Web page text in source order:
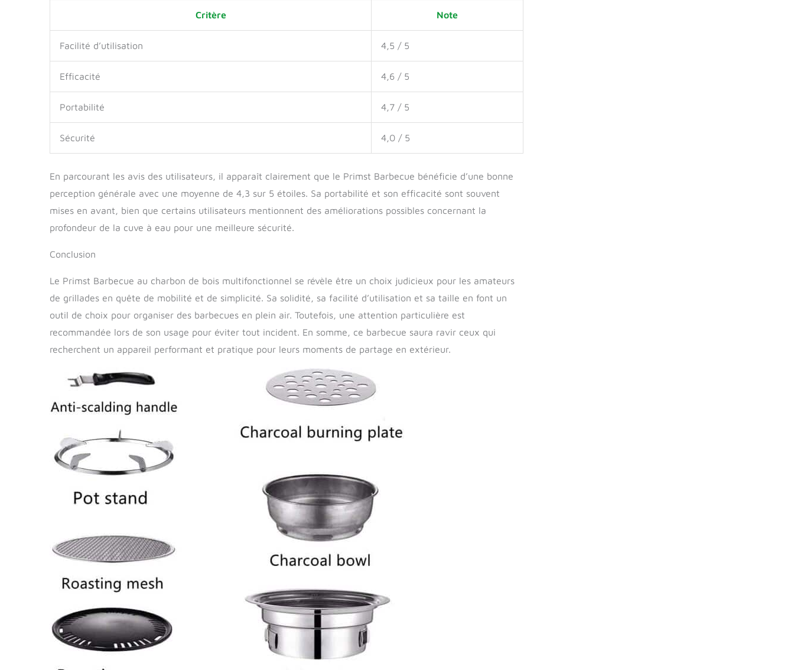
Critère Note
Facilité d’utilisation 4,5 / 5
Efficacité 4,6 / 5
Portabilité 4,7 / 5
Sécurité 4,0 / 5
En parcourant les avis des utilisateurs, il apparaît clairement que le Primst Barbecue bénéficie d’une bonne
perception générale avec une moyenne de 4,3 sur 5 étoiles. Sa portabilité et son efficacité sont souvent
mises en avant, bien que certains utilisateurs mentionnent des améliorations possibles concernant la
profondeur de la cuve à eau pour une meilleure sécurité.
Conclusion
Le Primst Barbecue au charbon de bois multifonctionnel se révèle être un choix judicieux pour les amateurs
de grillades en quête de mobilité et de simplicité. Sa solidité, sa facilité d’utilisation et sa taille en font un
outil de choix pour organiser des barbecues en plein air. Toutefois, une attention particulière est
recommandée lors de son usage pour éviter tout incident. En somme, ce barbecue saura ravir ceux qui
recherchent un appareil performant et pratique pour leurs moments de partage en extérieur.